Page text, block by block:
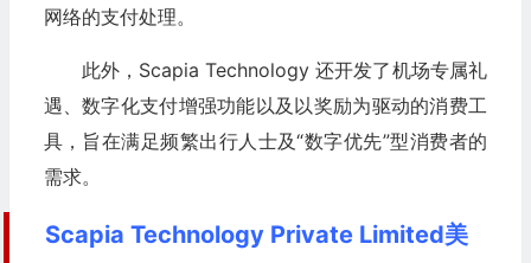
网络的支付处理。
此外，Scapia Technology 还开发了机场专属礼
遇、数字化支付增强功能以​​及以奖励为驱动的消费工
具，旨在满足频繁出行人士及“数字优先”型消费者的
需求。
Scapia Technology Private Limited美